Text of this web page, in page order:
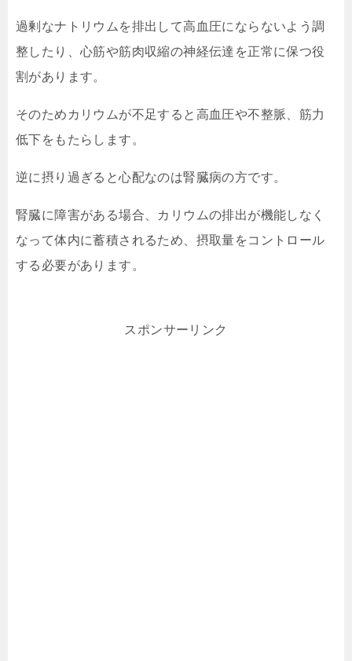
過剰なナトリウムを排出して高血圧にならないよう調
整したり、心筋や筋肉収縮の神経伝達を正常に保つ役
割があります。
そのためカリウムが不足すると高血圧や不整脈、筋力
低下をもたらします。
逆に摂り過ぎると心配なのは腎臓病の方です。
腎臓に障害がある場合、カリウムの排出が機能しなく
なって体内に蓄積されるため、摂取量をコントロール
する必要があります。
スポンサーリンク